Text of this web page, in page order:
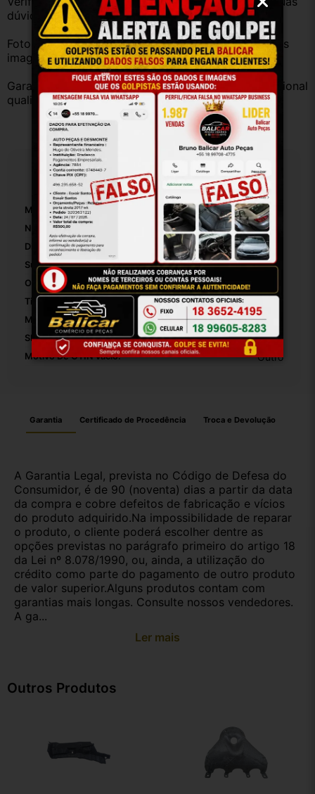
dúvidas no campo de perguntas!
Fotos reais do produto. Peça exatamente igual à das
imagens.
Garantia válida somente com instalação por profissional
qualificado.
Especificações
Marca: Chevrolet
Número De Peça: 26652
Diâmetro Máximo Das Pás:
Suportes De Radiador Incluídos: False
Origem:
Tipo De Veículo: Carro/Caminhonete
Modelo: Corsa
SKU: 26652
Motivo De GTIN Vacío: Outro
Garantia Certificado de Procedência Troca e Devolução
A Garantia Legal, prevista no Código de Defesa do
Consumidor, é de 90 (noventa) dias a partir da data
da compra e cobre defeitos de fabricação e vícios
do produto adquirido.Na impossibilidade de reparar
o produto, o cliente poderá escolher dentre as
opções previstas no parágrafo primeiro do artigo 18
da Lei nº 8.078/1990, ou, ainda, a utilização do
crédito como parte do pagamento de outro produto
de valor superior.Alguns produtos contam com
garantias mais longas. Consulte nossos vendedores.
A ga...
Ler mais
Outros Produtos